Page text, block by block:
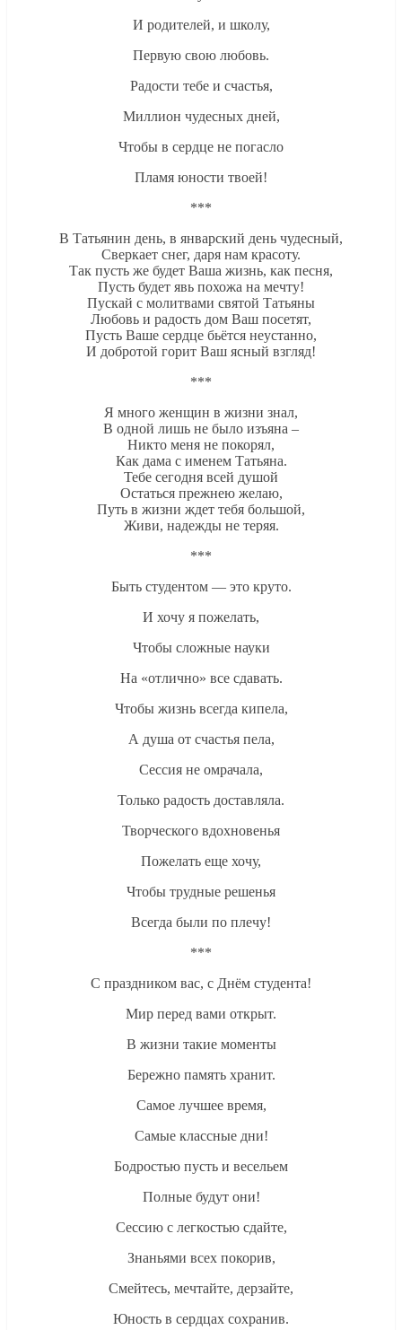
И родителей, и школу,
Первую свою любовь.
Радости тебе и счастья,
Миллион чудесных дней,
Чтобы в сердце не погасло
Пламя юности твоей!
***
В Татьянин день, в январский день чудесный,
Сверкает снег, даря нам красоту.
Так пусть же будет Ваша жизнь, как песня,
Пусть будет явь похожа на мечту!
Пускай с молитвами святой Татьяны
Любовь и радость дом Ваш посетят,
Пусть Ваше сердце бьётся неустанно,
И добротой горит Ваш ясный взгляд!
***
Я много женщин в жизни знал,
В одной лишь не было изъяна –
Никто меня не покорял,
Как дама с именем Татьяна.
Тебе сегодня всей душой
Остаться прежнею желаю,
Путь в жизни ждет тебя большой,
Живи, надежды не теряя.
***
Быть студентом — это круто.
И хочу я пожелать,
Чтобы сложные науки
На «отлично» все сдавать.
Чтобы жизнь всегда кипела,
А душа от счастья пела,
Сессия не омрачала,
Только радость доставляла.
Творческого вдохновенья
Пожелать еще хочу,
Чтобы трудные решенья
Всегда были по плечу!
***
С праздником вас, с Днём студента!
Мир перед вами открыт.
В жизни такие моменты
Бережно память хранит.
Самое лучшее время,
Самые классные дни!
Бодростью пусть и весельем
Полные будут они!
Сессию с легкостью сдайте,
Знаньями всех покорив,
Смейтесь, мечтайте, дерзайте,
Юность в сердцах сохранив.